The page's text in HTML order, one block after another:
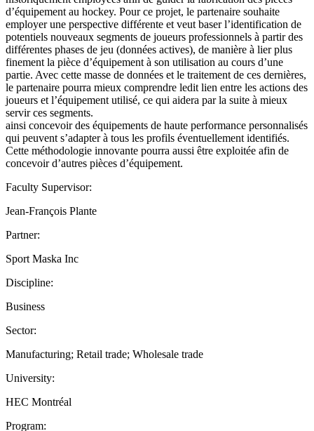
d’équipement au hockey. Pour ce projet, le partenaire souhaite
employer une perspective différente et veut baser l’identification de
potentiels nouveaux segments de joueurs professionnels à partir des
différentes phases de jeu (données actives), de manière à lier plus
finement la pièce d’équipement à son utilisation au cours d’une
partie. Avec cette masse de données et le traitement de ces dernières,
le partenaire pourra mieux comprendre ledit lien entre les actions des
joueurs et l’équipement utilisé, ce qui aidera par la suite à mieux
servir ces segments.
ainsi concevoir des équipements de haute performance personnalisés
qui peuvent s’adapter à tous les profils éventuellement identifiés.
Cette méthodologie innovante pourra aussi être exploitée afin de
concevoir d’autres pièces d’équipement.
Faculty Supervisor:
Jean-François Plante
Partner:
Sport Maska Inc
Discipline:
Business
Sector:
Manufacturing; Retail trade; Wholesale trade
University:
HEC Montréal
Program: